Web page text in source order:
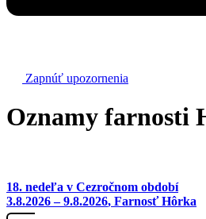
Zapnúť upozornenia
Oznamy farnosti
18. nedeľa v Cezročnom období
3.8.2026 – 9.8.2026, Farnosť Hôrka